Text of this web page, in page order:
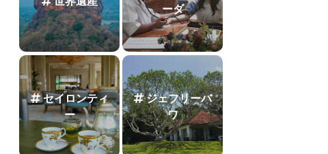
ーダ
セイロンティ
ー
ジェフリーバ
ワ